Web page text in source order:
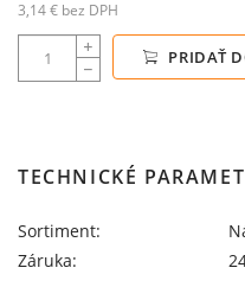
3,14 € bez DPH
PRIDAŤ
TECHNICKÉ
Sortiment:
Záruka: